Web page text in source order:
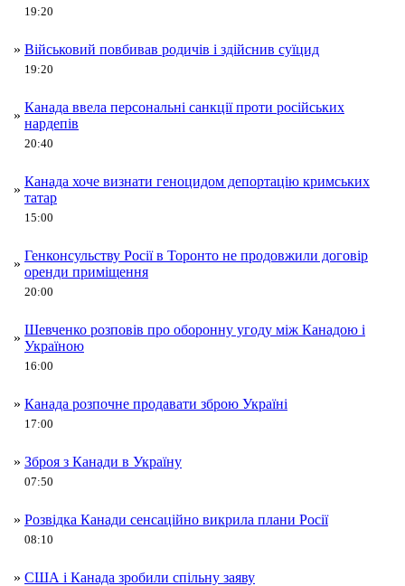
19:20
» Військовий повбивав родичів і здійснив суїцид
19:20
»
Канада ввела персональні санкції проти російських
нардепів
20:40
»
Канада хоче визнати геноцидом депортацію кримських
татар
15:00
»
Генконсульству Росії в Торонто не продовжили договір
оренди приміщення
20:00
»
Шевченко розповів про оборонну угоду між Канадою і
Україною
16:00
» Канада розпочне продавати зброю Україні
17:00
» Зброя з Канади в Україну
07:50
» Розвідка Канади сенсаційно викрила плани Росії
08:10
» США і Канада зробили спільну заяву